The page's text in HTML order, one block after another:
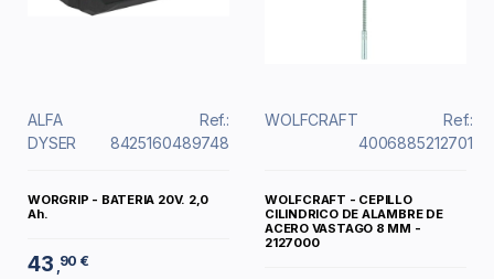
ALFA
DYSER
Ref.:
8425160489748
WORGRIP - BATERIA 20V. 2,0
Ah.
43 ,90 €
WOLFCRAFT
Ref.:
4006885212701
WOLFCRAFT - CEPILLO
CILINDRICO DE ALAMBRE DE
ACERO VASTAGO 8 MM -
2127000